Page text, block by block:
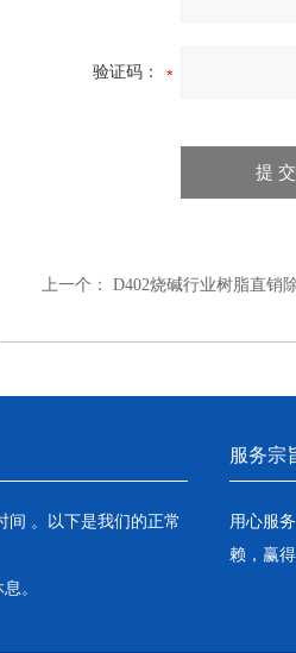
验证码：
上一个： D402烧碱行业树脂直销
间 。以下是我们的正常
。
服务宗
用心服
赖，赢